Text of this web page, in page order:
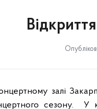
залі
сезону.
У